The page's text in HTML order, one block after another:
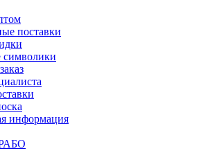
поставки
символики
информация